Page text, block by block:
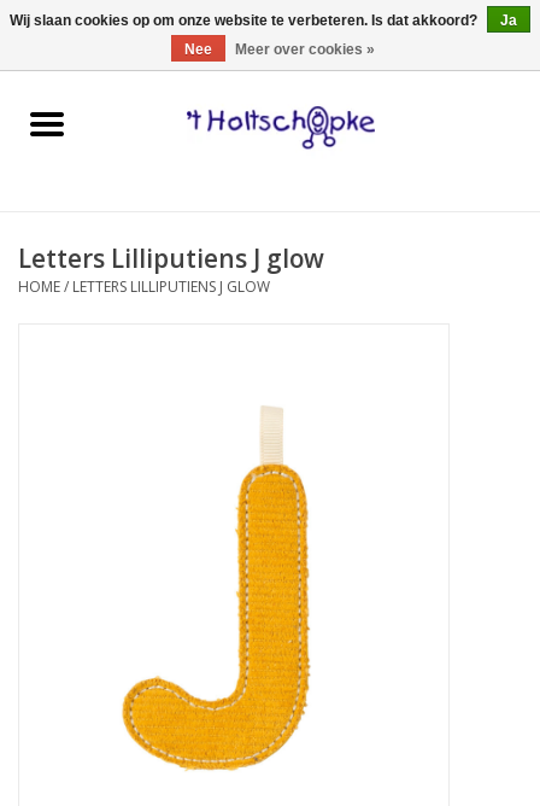
0 Artikelen - €0,00
Home
spellen
Letters Lilliputiens J glow
HOME/ LETTERS LILLIPUTIENS J GLOW
Wij slaan cookies op om onze website te verbeteren. Is dat akkoord?
Ja
Nee
Meer over cookies »